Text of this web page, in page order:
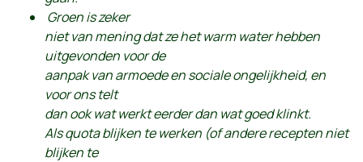
Groen is zeker
niet van mening dat ze het warm water hebben
uitgevonden voor de
aanpak van armoede en sociale ongelijkheid, en
voor onstelt
dan ookwat werkteerder dan wat goed klinkt.
Als quota blijken te werken (of andere recepten niet
blijken te